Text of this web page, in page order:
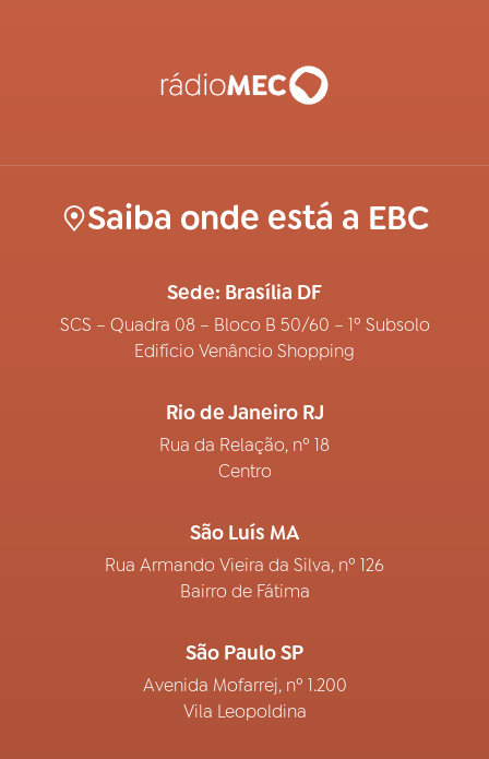
Saiba onde está a EBC
Sede: Brasília DF
SCS – Quadra 08 – Bloco B 50/60 – 1º Subsolo
Edifício Venâncio Shopping
Rio de Janeiro RJ
Rua da Relação, nº 18
Centro
São Luís MA
Rua Armando Vieira da Silva, nº 126
Bairro de Fátima
São Paulo SP
Avenida Mofarrej, nº 1.200
Vila Leopoldina